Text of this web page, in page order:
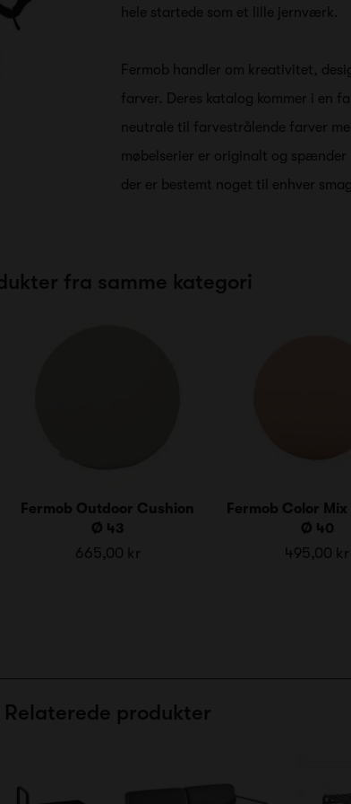
hele startede som et lille jernværk.
Fermob handler om kreativitet,
farver. Deres katalog kommer i en
neutrale til farvestrålende farver
møbelserier er originalt og
der er bestemt noget til enhver
fra samme kategori
Fermob Outdoor Cushion
Ø 43
665,00 kr
Fermob Color
Ø 40
495,00 kr
Relaterede produkter